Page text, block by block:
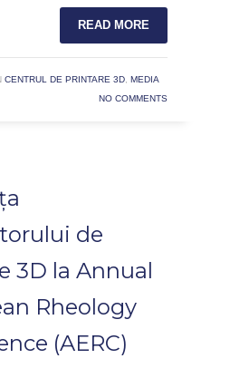
READ MORE
CENTRUL DE PRINTARE 3D, MEDIA
NO COMMENTS
de
3D la Annual
Rheology
(AERC)